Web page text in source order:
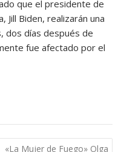
que el presidente de
Jill Biden, realizarán una
dos días después de
fue afectado por el
«La Mujer de Fuego» Olga